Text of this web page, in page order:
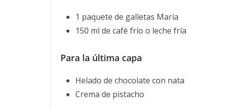
1 paquete de galletas María
150 ml de café frío o leche fría
Para la última capa
Helado de chocolate con nata
Crema de pistacho